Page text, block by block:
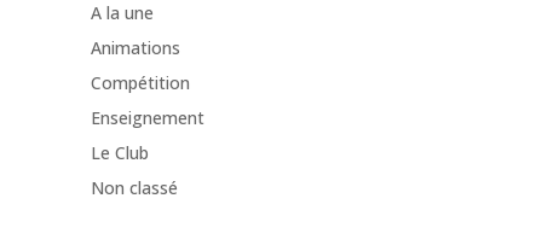
A la une
Animations
Compétition
Enseignement
Le Club
Non classé